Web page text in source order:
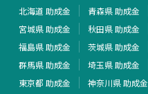
北海道 助成金 青森県 助成金
宮城県 助成金
秋田県 助成金
福島県 助成金
茨城県 助成金
群馬県 助成金
埼玉県 助成金
東京都 助成金
神奈川県 助成金